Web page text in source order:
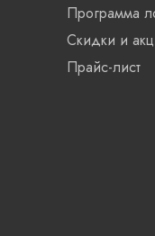
Программа
Скидки и
Прайс-лист